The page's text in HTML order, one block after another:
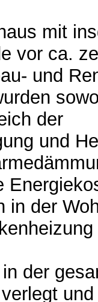
mit
vor ca.
und
der
und
in der
der